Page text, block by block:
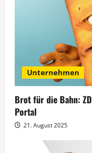
Unternehmen
Brot für die Bahn:
Portal
21. August 2025